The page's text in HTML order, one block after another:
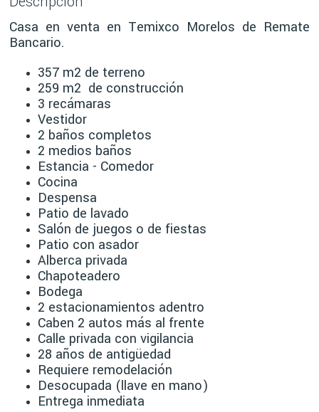
Casa en venta en Temixco Morelos de Remate
Bancario.
357 m2 de terreno
259 m2 de construcción
3 recámaras
Vestidor
2 baños completos
2 medios baños
Estancia - Comedor
Cocina
Despensa
Patio de lavado
Salón de juegos o de fiestas
Patio con asador
Alberca privada
Chapoteadero
Bodega
2 estacionamientos adentro
Caben 2 autos más al frente
Calle privada con vigilancia
28 años de antigüedad
Requiere remodelación
Desocupada (llave en mano)
Entrega inmediata